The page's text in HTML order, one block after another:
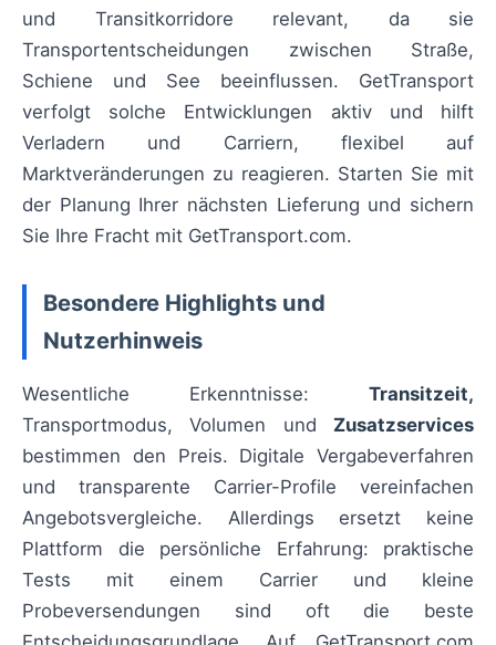
und Transitkorridore relevant, da sie
Transportentscheidungen zwischen Straße,
Schiene und See beeinflussen. GetTransport
verfolgt solche Entwicklungen aktiv und hilft
Verladern und Carriern, flexibel auf
Marktveränderungen zu reagieren. Starten Sie mit
der Planung Ihrer nächsten Lieferung und sichern
Sie Ihre Fracht mit GetTransport.com.
Besondere Highlights und
Nutzerhinweis
Wesentliche Erkenntnisse: Transitzeit,
Transportmodus, Volumen und Zusatzservices
bestimmen den Preis. Digitale Vergabeverfahren
und transparente Carrier-Profile vereinfachen
Angebotsvergleiche. Allerdings ersetzt keine
Plattform die persönliche Erfahrung: praktische
Tests mit einem Carrier und kleine
Probeversendungen sind oft die beste